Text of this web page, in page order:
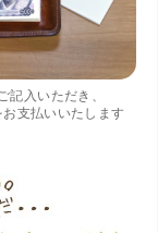
、質屋自体初
当の方もすご
る方は是非オ
記入いただき、
支払いいたします